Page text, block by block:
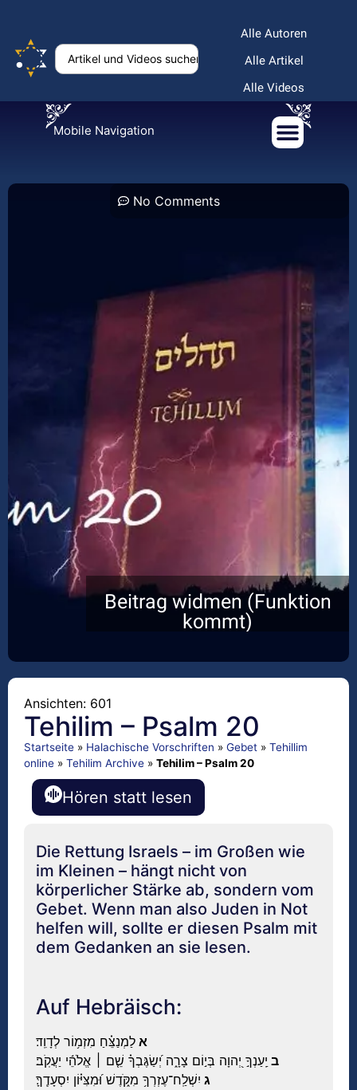
Alle Autoren
Alle Artikel
Alle Videos
Mobile Navigation
No Comments
Beitrag widmen (Funktion
kommt)
Ansichten: 601
Tehilim – Psalm 20
Startseite » Halachische Vorschriften » Gebet » Tehillim
online » Tehilim Archive » Tehilim – Psalm 20
Hören statt lesen
Die Rettung Israels – im Großen wie
im Kleinen – hängt nicht von
körperlicher Stärke ab, sondern vom
Gebet. Wenn man also Juden in Not
helfen will, sollte er diesen Psalm mit
dem Gedanken an sie lesen.
Auf Hebräisch:
א לַמְנַצֵּ֗חַ מִזְמ֥וֹר לְדָוִֽד׃
ב יַֽעַנְךָ֣ יְ֭הוָה בְּי֣וֹם צָרָ֑ה יְ֝שַׂגֶּבְךָ֗ שֵׁ֤ם ׀ אֱלֹהֵ֬י יַעֲקֹֽב׃
ג יִשְׁלַֽח־עֶזְרְךָ֥ מִקֹּ֑דֶשׁ וּ֝מִצִּיּ֗וֹן יִסְעָדֶֽךָּ׃